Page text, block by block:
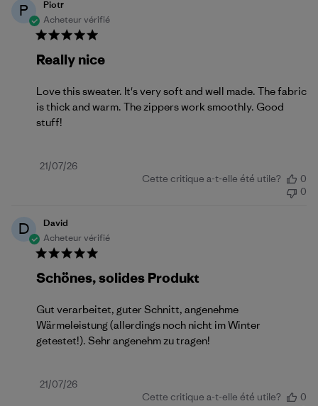
P
Piotr
Acheteur vérifié
Really nice
Love this sweater. It's very soft and well made. The fabric
is thick and warm. The zippers work smoothly. Good
stuff!
Date
21/07/26
Cette critique a-t-elle été utile?
0
0
D
David
Acheteur vérifié
Schönes, solides Produkt
Gut verarbeitet, guter Schnitt, angenehme
Wärmeleistung (allerdings noch nicht im Winter
getestet!). Sehr angenehm zu tragen!
Date
21/07/26
Cette critique a-t-elle été utile?
0